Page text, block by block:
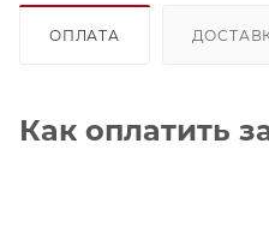
ОПЛАТА
Как оплатить